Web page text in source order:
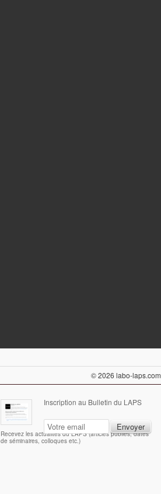
© 2026 labo-laps.com
Inscription au Bulletin du LAPS
Recevez les actualités du LAPS (articles publiés, dates
de séminaires, colloques etc.)